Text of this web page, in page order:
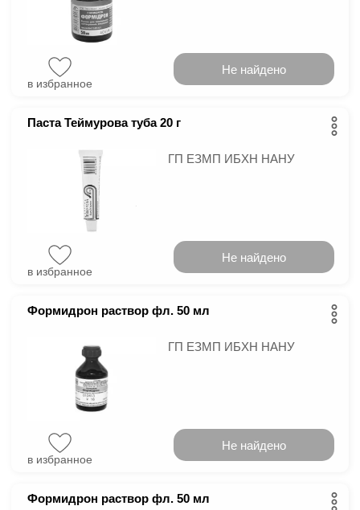
в избранное
Не найдено
Паста Теймурова туба 20 г
ГП ЕЗМП ИБХН НАНУ
в избранное
Не найдено
Формидрон раствор фл. 50 мл
ГП ЕЗМП ИБХН НАНУ
в избранное
Не найдено
Формидрон раствор фл. 50 мл